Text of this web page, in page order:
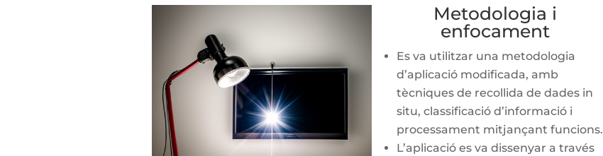
Metodologia i
enfocament
Es va utilitzar una metodologia
d’aplicació modificada, amb
tècniques de recollida de dades in
situ, classificació d’informació i
processament mitjançant funcions.
L’aplicació es va dissenyar a través